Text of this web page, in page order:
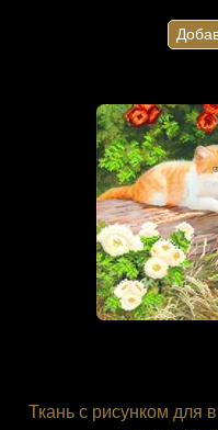
Ткань с рисунком